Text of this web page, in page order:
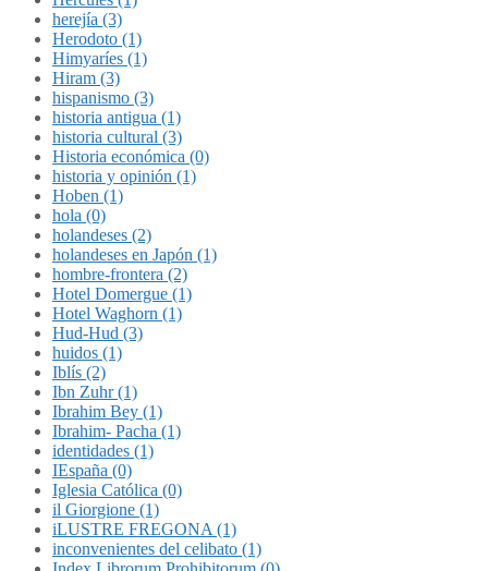
herejía (3)
Herodoto (1)
Himyaríes (1)
Hiram (3)
hispanismo (3)
historia antigua (1)
historia cultural (3)
Historia económica (0)
historia y opinión (1)
Hoben (1)
hola (0)
holandeses (2)
holandeses en Japón (1)
hombre-frontera (2)
Hotel Domergue (1)
Hotel Waghorn (1)
Hud-Hud (3)
huidos (1)
Iblís (2)
Ibn Zuhr (1)
Ibrahim Bey (1)
Ibrahim- Pacha (1)
identidades (1)
IEspaña (0)
Iglesia Católica (0)
il Giorgione (1)
iLUSTRE FREGONA (1)
inconvenientes del celibato (1)